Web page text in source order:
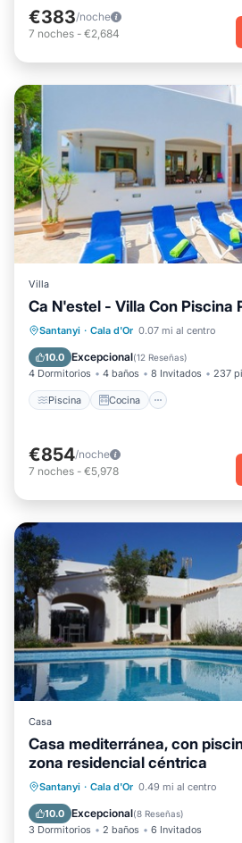
€383/noche
7 noches - €2,684
Villa
Ca N'estel - Villa Con Piscina
Santanyi · Cala d'Or 0.07 mi al centro
10.0 Excepcional(12 Reseñas)
4 Dormitorios 4 baños 8 Invitados 237
Piscina Cocina
Piscina Cocina
Apto para niños
€854/noche
7 noches - €5,978
Casa
Casa mediterránea, con
zona residencial céntrica
Santanyi · Cala d'Or 0.49 mi al centro
10.0 Excepcional(8 Reseñas)
3 Dormitorios 2 baños 6 Invitados
Piscina privada
Piscina
Balcón/Terraza